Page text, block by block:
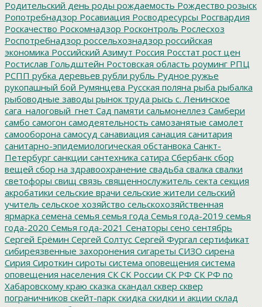
Родительский день роды рождаемость Рождество розыск
Ропотребнадзор Росавиация Росводресурсы Росгвардия
Роскачество Роскомнадзор Росконтроль Рослесхоз
Роспотребнадзор россельхознадзор российская
экономика Российский Азимут Россия Росстат рост цен
Ростислав Гольдштейн Ростовская область роуминг РПЦ
РСПП рубка деревьев рубли рубль Рудное ружье
рукопашный бой Румянцева Русская поляна рыба рыбалка
рыбоводные заводы рынок труда рысь с. Ленинское
сага_налоговый_гнет Сад памяти сальмонеллез Самбери
самбо самогон самодеятельность самозанятые самолет
самооборона самосуд санавиация санация санитария
санитарно-эпидемиологическая обстанвока Санкт-
Петербург санкции сантехника сатира Сбербанк сбор
вещей сбор на здравоохранение свадьба свалка свалки
светофоры свищ связь священнослужитель секта секция
акробатики сельские врачи сельские жители сельский
учитель сельское хозяйство сельскохозяйственная
ярмарка семена семья семья года Семья года-2019 семья
года-2020 Семья года-2021 Сенаторы сено сентябрь
Сергей Ерёмин Сергей Солтус Сергей Фургал сертификат
сибиреязвенные захоронения сигареты СИЗО сирена
Сирия Сироткин сироты система оповещения система
оповещения населения СК СК России СК РФ СК РФ по
Хабаровскому краю сказка скандал сквер сквер
пограничников скейт-парк скидка скидки и акции склад